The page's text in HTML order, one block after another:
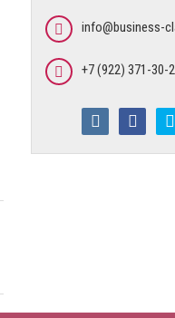
info@business-
+7 (922) 371-30-